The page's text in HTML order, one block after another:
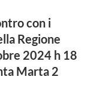
con i
Regione
2024 h 18
Marta 2